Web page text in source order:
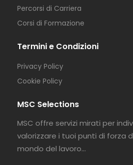
Percorsi di Carriera
Corsi di Formazione
Termini e Condizioni
Privacy Policy
Cookie Policy
MSC Selections
MSC offre servizi mirati per
valorizzare i tuoi punti di forza
mondo del lavoro…